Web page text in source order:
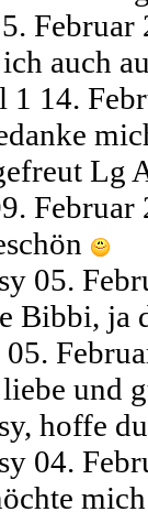
auch
1 14.
Lg
Februar
05.
Bibbi, ja
05.
und
hoffe
04.